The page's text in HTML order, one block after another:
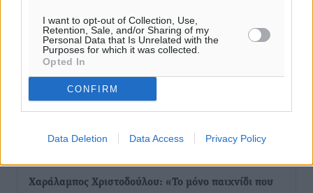
I want to opt-out of Collection, Use,
Retention, Sale, and/or Sharing of my
Personal Data that Is Unrelated with the
Purposes for which it was collected.
Opted In
CONFIRM
Data Deletion Data Access Privacy Policy
Ευρωπαϊκό Πρωτάθλημα Στίβου: Εκτός τελικού η
πριν 1 λεπτό
Αθλητικά• πριν 23 λεπτά
Χαράλαμπος Χριστοδούλου: «Το μόνο παιχνίδι που